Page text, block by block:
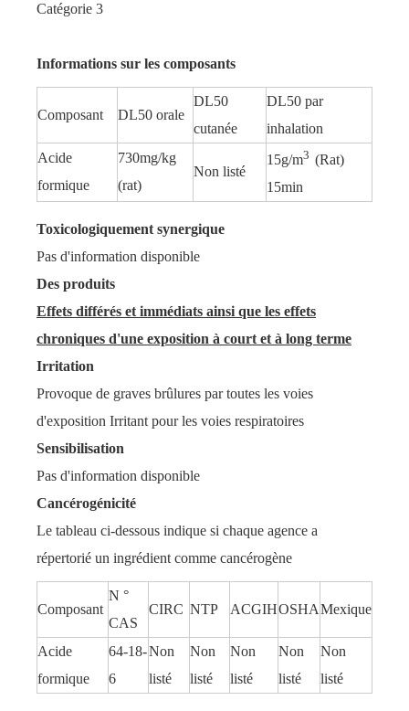
Catégorie 3
Informations sur les composants
Composant DL50 orale
DL50
cutanée
DL50 par
inhalation
Acide
formique
730mg/kg
(rat)
Non listé
15g/m3 (Rat)
15min
Toxicologiquement synergique
Pas d'information disponible
Des produits
Effets différés et immédiats ainsi que les effets
chroniques d'une exposition à court et à long terme
Irritation
Provoque de graves brûlures par toutes les voies
d'exposition Irritant pour les voies respiratoires
Sensibilisation
Pas d'information disponible
Cancérogénicité
Le tableau ci-dessous indique si chaque agence a
répertorié un ingrédient comme cancérogène
Composant
N °
CAS
CIRC NTP ACGIHOSHAMexique
Acide
formique
64-18-
6
Non
listé
Non
listé
Non
listé
Non
listé
Non
listé